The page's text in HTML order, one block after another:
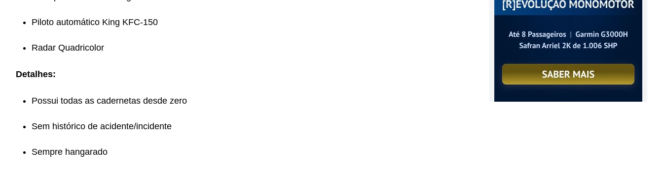
Piloto automático King KFC-150
Radar Quadricolor
Detalhes:
Possui todas as cadernetas desde zero
Sem histórico de acidente/incidente
Sempre hangarado